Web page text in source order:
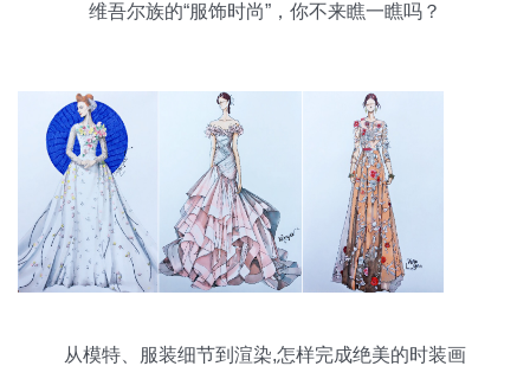
维吾尔族的“服饰时尚”，你不来瞧一瞧吗？
从模特、服装细节到渲染,怎样完成绝美的时装画